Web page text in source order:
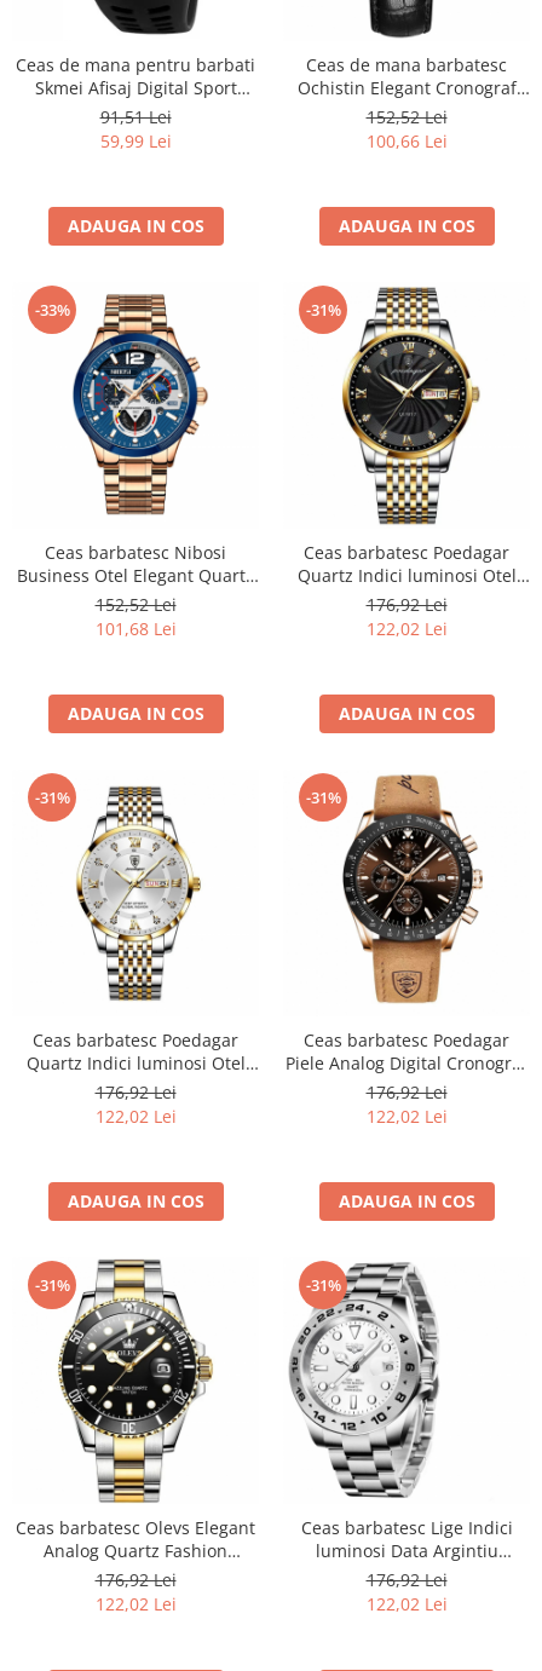
Ceas de mana pentru barbati
Skmei Afisaj Digital Sport
Rezistent la socuri si apa
91,51 Lei
59,99 Lei
ADAUGA IN COS
Ceas de mana barbatesc
Ochistin Elegant Cronograf
Luxury Fashion Business
Analog Quartz
152,52 Lei
100,66 Lei
ADAUGA IN COS
-33%
Ceas barbatesc Nibosi
Business Otel Elegant Quartz
Analog Indici luminosi
Cronograf Auriu
152,52 Lei
101,68 Lei
ADAUGA IN COS
-31%
Ceas barbatesc Poedagar
Quartz Indici luminosi Otel
Analog
176,92 Lei
122,02 Lei
ADAUGA IN COS
-31%
Ceas barbatesc Poedagar
Quartz Indici luminosi Otel
Analog Argintiu
176,92 Lei
122,02 Lei
ADAUGA IN COS
-31%
Ceas barbatesc Poedagar
Piele Analog Digital Cronograf
Data Maro
176,92 Lei
122,02 Lei
ADAUGA IN COS
-31%
Ceas barbatesc Olevs Elegant
Analog Quartz Fashion
Business Argintiu Negru
176,92 Lei
122,02 Lei
-31%
Ceas barbatesc Lige Indici
luminosi Data Argintiu
Business Analog Quartz Otel
176,92 Lei
122,02 Lei